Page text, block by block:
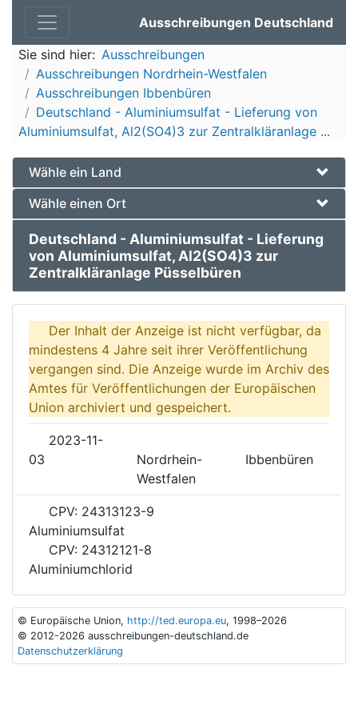
Ausschreibungen Deutschland
Sie sind hier: Ausschreibungen
Ausschreibungen Nordrhein-Westfalen
Ausschreibungen Ibbenbüren
Deutschland - Aluminiumsulfat - Lieferung von
Aluminiumsulfat, Al2(SO4)3 zur Zentralkläranlage ...
Wähle ein Land
Wähle einen Ort
Deutschland - Aluminiumsulfat - Lieferung
von Aluminiumsulfat, Al2(SO4)3 zur
Zentralkläranlage Püsselbüren
Der Inhalt der Anzeige ist nicht verfügbar, da
mindestens 4 Jahre seit ihrer Veröffentlichung
vergangen sind. Die Anzeige wurde im Archiv des
Amtes für Veröffentlichungen der Europäischen
Union archiviert und gespeichert.
2023-11-
03
Nordrhein-
Westfalen
Ibbenbüren
CPV: 24313123-9
Aluminiumsulfat
CPV: 24312121-8
Aluminiumchlorid
© Europäische Union, http://ted.europa.eu, 1998–2026
© 2012-2026 ausschreibungen-deutschland.de
Datenschutzerklärung